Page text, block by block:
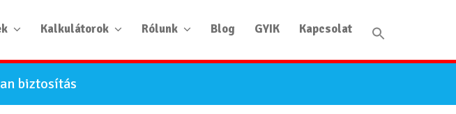
Kalkulátorok Rólunk Blog GYIK Kapcsolat
biztosítás